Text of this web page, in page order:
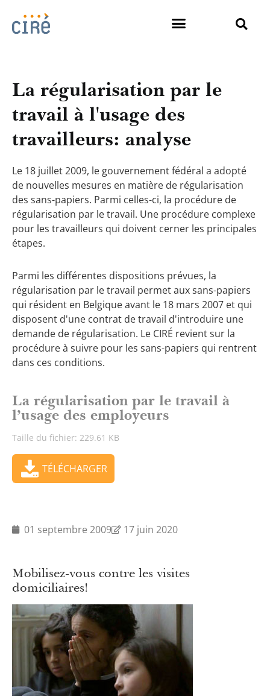
La régularisation par le
travail à l'usage des
travailleurs: analyse
Le 18 juillet 2009, le gouvernement fédéral a adopté
de nouvelles mesures en matière de régularisation
des sans-papiers. Parmi celles-ci, la procédure de
régularisation par le travail. Une procédure complexe
pour les travailleurs qui doivent cerner les principales
étapes.
Parmi les différentes dispositions prévues, la
régularisation par le travail permet aux sans-papiers
qui résident en Belgique avant le 18 mars 2007 et qui
disposent d'une contrat de travail d'introduire une
demande de régularisation. Le CIRÉ revient sur la
procédure à suivre pour les sans-papiers qui rentrent
dans ces conditions.
La régularisation par le travail à
l’usage des employeurs
Taille du fichier: 229.61 KB
TÉLÉCHARGER
01 septembre 2009 17 juin 2020
Mobilisez-vous contre les visites
domiciliaires!